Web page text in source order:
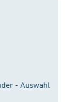
- Auswahl